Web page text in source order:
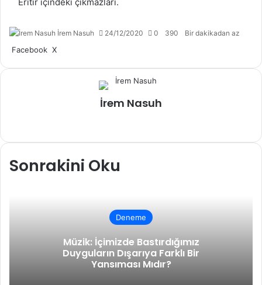
Eritir içindeki çıkmazları.
İrem Nasuh 24/12/2020 0 390 Bir dakikadan az
Facebook X
İrem Nasuh
Sonrakini Oku
Deneme
Müzik: İçimizde Bastırdığımız
Duyguların Dışarıya Farklı Bir
Yansıması Mıdır?